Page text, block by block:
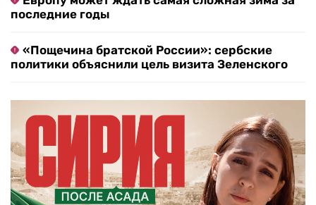
последние годы
«Пощечина братской России»: сербские
политики объяснили цель визита Зеленского